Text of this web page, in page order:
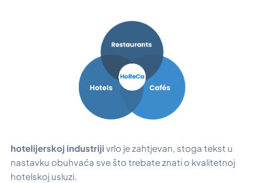
hotelijerskoj industriji vrlo je zahtjevan, stoga tekst u
nastavku obuhvaća sve što trebate znati o kvalitetnoj
hotelskoj usluzi.